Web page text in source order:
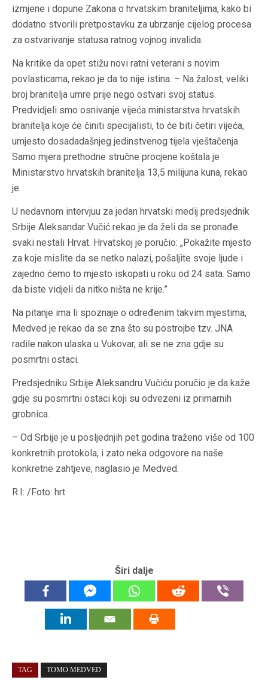
izmjene i dopune Zakona o hrvatskim braniteljima, kako bi
dodatno stvorili pretpostavku za ubrzanje cijelog procesa
za ostvarivanje statusa ratnog vojnog invalida.
Na kritike da opet stižu novi ratni veterani s novim
povlasticama, rekao je da to nije istina. – Na žalost, veliki
broj branitelja umre prije nego ostvari svoj status.
Predvidjeli smo osnivanje vijeća ministarstva hrvatskih
branitelja koje će činiti specijalisti, to će biti četiri vijeća,
umjesto dosadadašnjeg jedinstvenog tijela vještačenja.
Samo mjera prethodne stručne procjene koštala je
Ministarstvo hrvatskih branitelja 13,5 milijuna kuna, rekao
je.
U nedavnom intervjuu za jedan hrvatski medij predsjednik
Srbije Aleksandar Vučić rekao je da želi da se pronađe
svaki nestali Hrvat. Hrvatskoj je poručio: „Pokažite mjesto
za koje mislite da se netko nalazi, pošaljite svoje ljude i
zajedno ćemo to mjesto iskopati u roku od 24 sata. Samo
da biste vidjeli da nitko ništa ne krije.”
Na pitanje ima li spoznaje o određenim takvim mjestima,
Medved je rekao da se zna što su postrojbe tzv. JNA
radile nakon ulaska u Vukovar, ali se ne zna gdje su
posmrtni ostaci.
Predsjedniku Srbije Aleksandru Vučiću poručio je da kaže
gdje su posmrtni ostaci koji su odvezeni iz primarnih
grobnica.
– Od Srbije je u posljednjih pet godina traženo više od 100
konkretnih protokola, i zato neka odgovore na naše
konkretne zahtjeve, naglasio je Medved.
R.I: /Foto: hrt
Širi dalje
TAG TOMO MEDVED